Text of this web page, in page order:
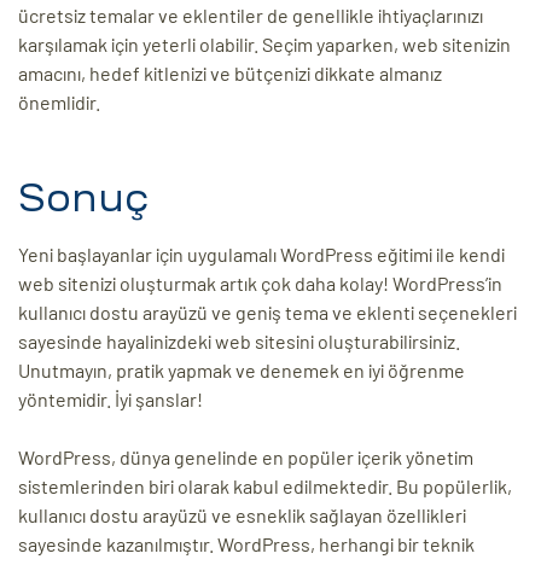
ücretsiz temalar ve eklentiler de genellikle ihtiyaçlarınızı
karşılamak için yeterli olabilir. Seçim yaparken, web sitenizin
amacını, hedef kitlenizi ve bütçenizi dikkate almanız
önemlidir.
Sonuç
Yeni başlayanlar için uygulamalı WordPress eğitimi ile kendi
web sitenizi oluşturmak artık çok daha kolay! WordPress’in
kullanıcı dostu arayüzü ve geniş tema ve eklenti seçenekleri
sayesinde hayalinizdeki web sitesini oluşturabilirsiniz.
Unutmayın, pratik yapmak ve denemek en iyi öğrenme
yöntemidir. İyi şanslar!
WordPress, dünya genelinde en popüler içerik yönetim
sistemlerinden biri olarak kabul edilmektedir. Bu popülerlik,
kullanıcı dostu arayüzü ve esneklik sağlayan özellikleri
sayesinde kazanılmıştır. WordPress, herhangi bir teknik